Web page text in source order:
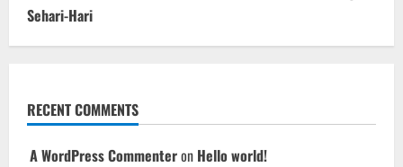
Sehari-Hari
RECENT COMMENTS
A WordPress Commenteron Hello world!